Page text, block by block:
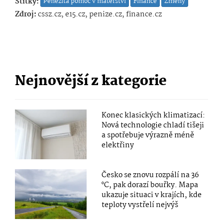
Zdroj:cssz.cz, e15.cz, penize.cz, finance.cz
Nejnovější z kategorie
Konec klasických klimatizací:
Nová technologie chladí tišeji
a spotřebuje výrazně méně
elektřiny
Česko se znovu rozpálí na 36
°C, pak dorazí bouřky. Mapa
ukazuje situaci v krajích, kde
teploty vystřelí nejvýš